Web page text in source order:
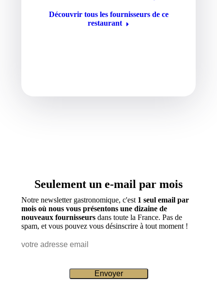
Découvrir tous les fournisseurs de ce
restaurant
Seulement un e-mail par mois
Notre newsletter gastronomique, c'est 1 seul email par
mois où nous vous présentons une dizaine de
nouveaux fournisseurs dans toute la France. Pas de
spam, et vous pouvez vous désinscrire à tout moment !